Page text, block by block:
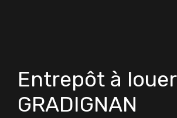
Entrepôt à louer
GRADIGNAN